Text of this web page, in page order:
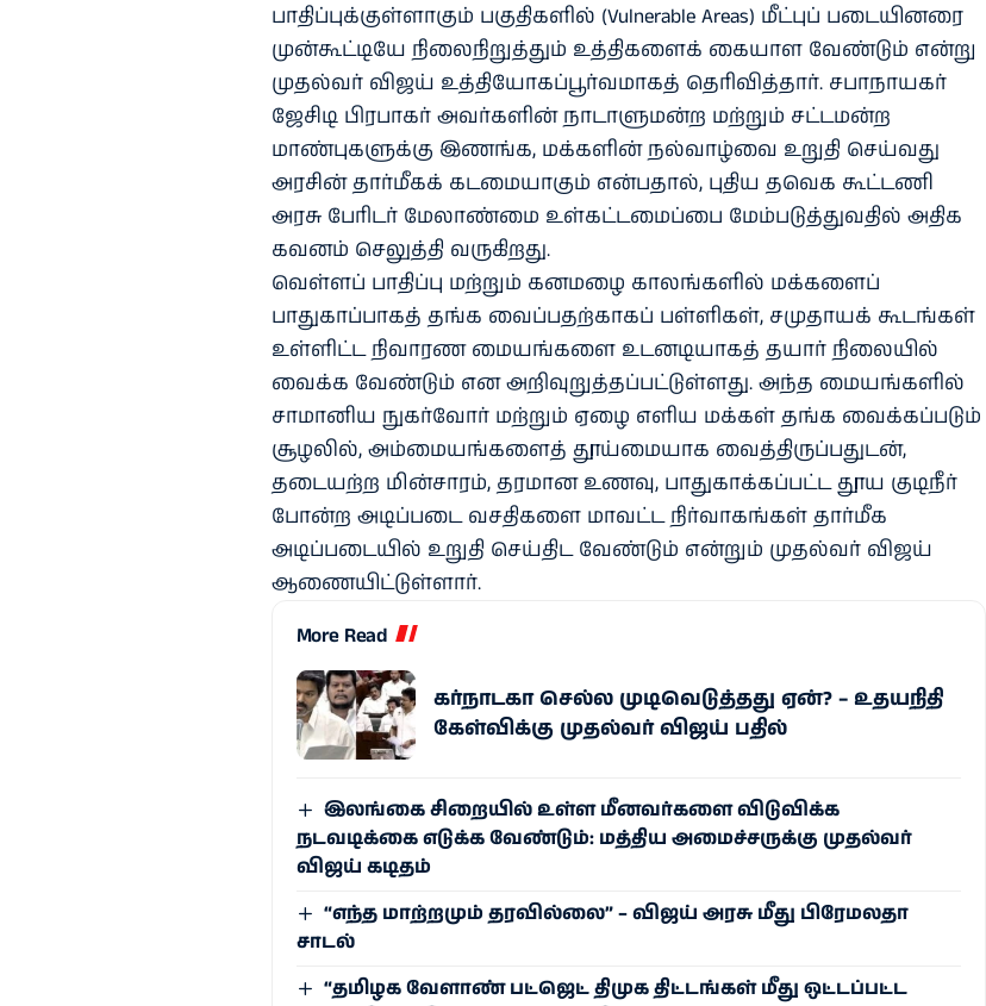
பாதிப்புக்குள்ளாகும் பகுதிகளில் (Vulnerable Areas) மீட்புப் படையினரை
முன்கூட்டியே நிலைநிறுத்தும் உத்திகளைக் கையாள வேண்டும் என்று
முதல்வர் விஜய் உத்தியோகப்பூர்வமாகத் தெரிவித்தார். சபாநாயகர்
ஜேசிடி பிரபாகர் அவர்களின் நாடாளுமன்ற மற்றும் சட்டமன்ற
மாண்புகளுக்கு இணங்க, மக்களின் நல்வாழ்வை உறுதி செய்வது
அரசின் தார்மீகக் கடமையாகும் என்பதால், புதிய தவெக கூட்டணி
அரசு பேரிடர் மேலாண்மை உள்கட்டமைப்பை மேம்படுத்துவதில் அதிக
கவனம் செலுத்தி வருகிறது.
வெள்ளப் பாதிப்பு மற்றும் கனமழை காலங்களில் மக்களைப்
பாதுகாப்பாகத் தங்க வைப்பதற்காகப் பள்ளிகள், சமுதாயக் கூடங்கள்
உள்ளிட்ட நிவாரண மையங்களை உடனடியாகத் தயார் நிலையில்
வைக்க வேண்டும் என அறிவுறுத்தப்பட்டுள்ளது. அந்த மையங்களில்
சாமானிய நுகர்வோர் மற்றும் ஏழை எளிய மக்கள் தங்க வைக்கப்படும்
சூழலில், அம்மையங்களைத் தூய்மையாக வைத்திருப்பதுடன்,
தடையற்ற மின்சாரம், தரமான உணவு, பாதுகாக்கப்பட்ட தூய குடிநீர்
போன்ற அடிப்படை வசதிகளை மாவட்ட நிர்வாகங்கள் தார்மீக
அடிப்படையில் உறுதி செய்திட வேண்டும் என்றும் முதல்வர் விஜய்
ஆணையிட்டுள்ளார்.
More Read
கர்நாடகா செல்ல முடிவெடுத்தது ஏன்? – உதயநிதி
கேள்விக்கு முதல்வர் விஜய் பதில்
இலங்கை சிறையில் உள்ள மீனவர்களை விடுவிக்க
நடவடிக்கை எடுக்க வேண்டும்: மத்திய அமைச்சருக்கு முதல்வர்
விஜய் கடிதம்
“எந்த மாற்றமும் தரவில்லை” – விஜய் அரசு மீது பிரேமலதா
சாடல்
“தமிழக வேளாண் பட்ஜெட் திமுக திட்டங்கள் மீது ஒட்டப்பட்ட